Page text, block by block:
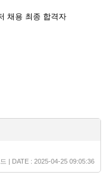
채용 최종 합격자
| DATE : 2025-04-25 09:05:36